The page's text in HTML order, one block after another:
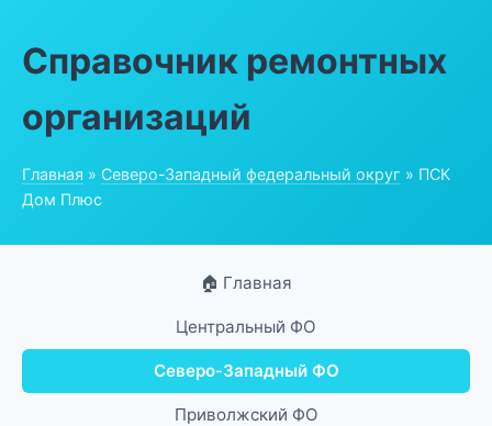
Справочник ремонтных
организаций
Главная » Северо-Западный федеральный округ » ПСК
Дом Плюс
🏠 Главная
Центральный ФО
Северо-Западный ФО
Приволжский ФО